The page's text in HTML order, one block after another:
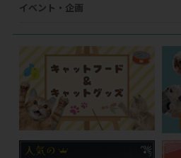
イベント・企画